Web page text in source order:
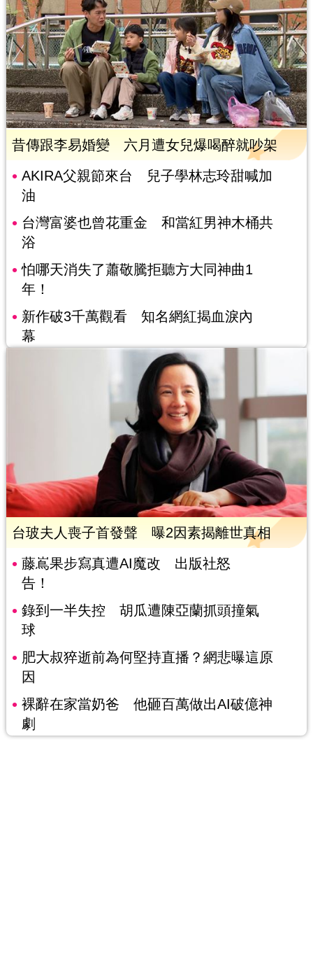
昔傳跟李易婚變 六月遭女兒爆喝醉就吵架
AKIRA父親節來台 兒子學林志玲甜喊加
油
台灣富婆也曾花重金 和當紅男神木桶共
浴
怕哪天消失了蕭敬騰拒聽方大同神曲1
年！
新作破3千萬觀看 知名網紅揭血淚內
幕
台玻夫人喪子首發聲 曝2因素揭離世真相
藤嶌果步寫真遭AI魔改 出版社怒
告！
錄到一半失控 胡瓜遭陳亞蘭抓頭撞氣
球
肥大叔猝逝前為何堅持直播？網悲曝這原
因
裸辭在家當奶爸 他砸百萬做出AI破億神
劇